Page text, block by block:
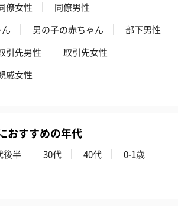
僚女性
同僚男性
男の子の赤ちゃん
部下男性
引先男性
取引先女性
戚女性
おすすめの年代
後半 30代 40代
0-1歳